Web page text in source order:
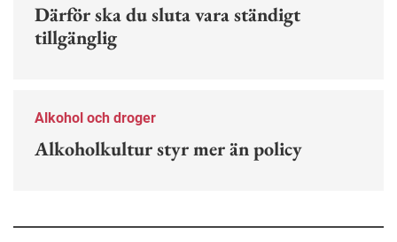
Därför ska du sluta vara ständigt
tillgänglig
Alkohol och droger
Alkoholkultur styr mer än policy